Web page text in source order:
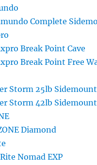
Complete
Break Point Cave
Break Point Free
Storm 25lb Sidemount
Storm 42lb Sidemount
Diamond
Nomad EXP